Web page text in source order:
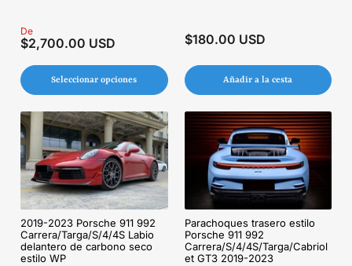
Precio
regular
De
$2,700.00 USD
Seleccionar opciones
Precio
$180.00 USD
Añadir a la cesta
2019-2023 Porsche 911 992
Carrera/Targa/S/4/4S Labio
delantero de carbono seco
estilo WP
Parachoques trasero estilo
Porsche 911 992
Carrera/S/4/4S/Targa/Cabriol
et GT3 2019-2023